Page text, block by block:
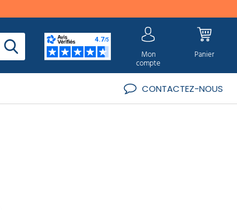
Mon
compte
Panier
CONTACTEZ-NOUS